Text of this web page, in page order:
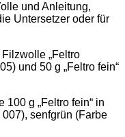
und Anleitung,
Untersetzer oder für
„Feltro
und 50 g „Feltro fein“
g „Feltro fein“ in
senfgrün (Farbe